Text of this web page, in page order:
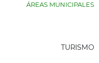
AYUNTAMIENTO
ÁREAS MUNICIPALES
TURISMO